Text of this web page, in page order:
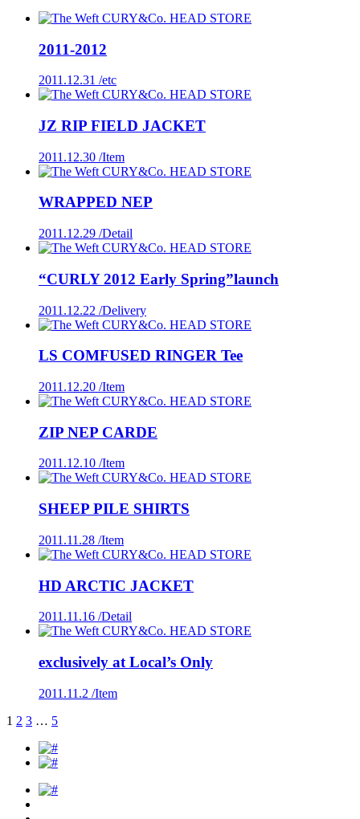
2011-2012
2011.12.31 /etc
JZ RIP FIELD JACKET
2011.12.30 /Item
WRAPPED NEP
2011.12.29 /Detail
“CURLY 2012 Early Spring”launch
2011.12.22 /Delivery
LS COMFUSED RINGER Tee
2011.12.20 /Item
ZIP NEP CARDE
2011.12.10 /Item
SHEEP PILE SHIRTS
2011.11.28 /Item
HD ARCTIC JACKET
2011.11.16 /Detail
exclusively at Local’s Only
2011.11.2 /Item
1 2 3 … 5